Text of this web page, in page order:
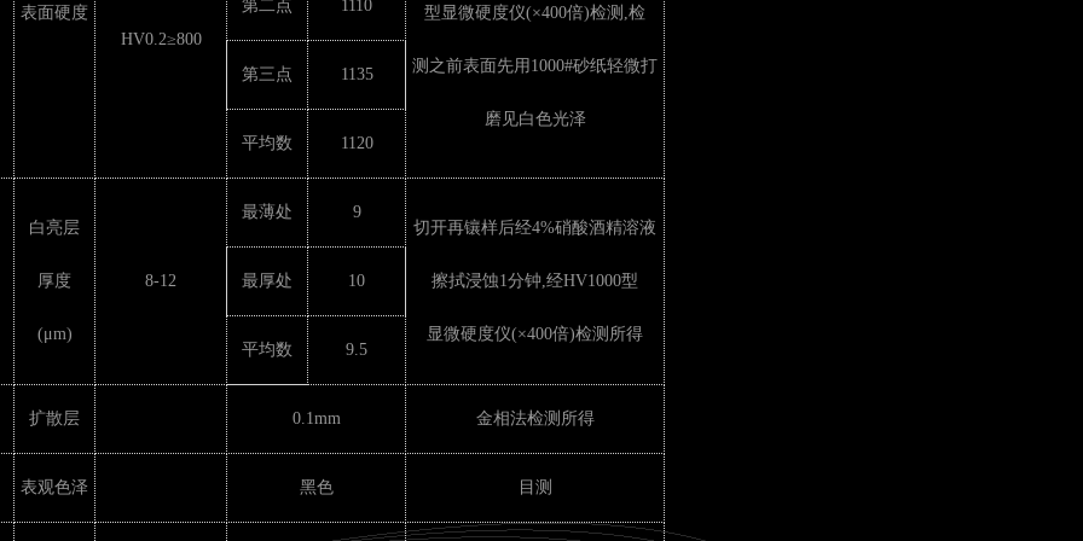
表面硬度
HV0.2≥800
型显微硬度仪(×400倍)检测,检
测之前表面先用1000#砂纸轻微打
磨见白色光泽
第二点 1110
第三点 1135
平均数 1120
白亮层
厚度
(μm)
8-12
最薄处
9
切开再镶样后经4%硝酸酒精溶液
擦拭浸蚀1分钟,经HV1000型
显微硬度仪(×400倍)检测所得
最厚处 10
平均数 9.5
扩散层 0.1mm 金相法检测所得
表观色泽 黑色 目测